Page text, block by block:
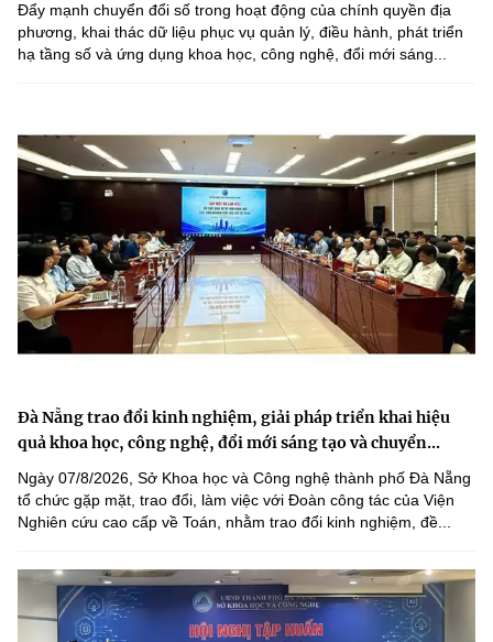
Đẩy mạnh chuyển đổi số trong hoạt động của chính quyền địa
phương, khai thác dữ liệu phục vụ quản lý, điều hành, phát triển
hạ tầng số và ứng dụng khoa học, công nghệ, đổi mới sáng...
Đà Nẵng trao đổi kinh nghiệm, giải pháp triển khai hiệu
quả khoa học, công nghệ, đổi mới sáng tạo và chuyển...
Ngày 07/8/2026, Sở Khoa học và Công nghệ thành phố Đà Nẵng
tổ chức gặp mặt, trao đổi, làm việc với Đoàn công tác của Viện
Nghiên cứu cao cấp về Toán, nhằm trao đổi kinh nghiệm, đề...